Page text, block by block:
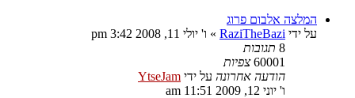
המלצה אלבום פרוג
על ידי RaziTheBazi
» ו' יולי 11, 2008 3:42 pm
8 תגובות
60001 צפיות
הודעה אחרונה על ידי YtseJam
ו' יוני 12, 2009 11:51 am